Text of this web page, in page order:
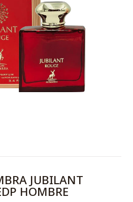
JUBILANT
HOMBRE